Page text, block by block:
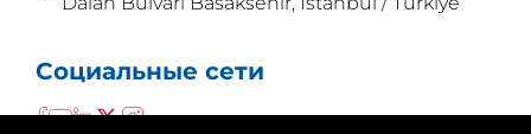
Социальные сети